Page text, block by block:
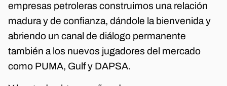
empresas petroleras construimos una relación
madura y de confianza, dándole la bienvenida y
abriendo un canal de diálogo permanente
también a los nuevos jugadores del mercado
como PUMA, Gulf y DAPSA.